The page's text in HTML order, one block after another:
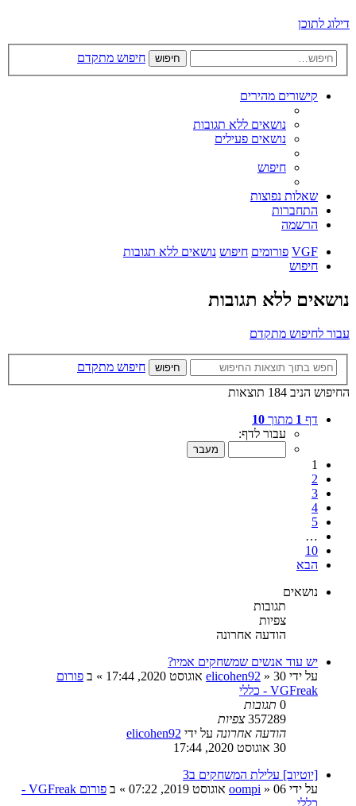
דילוג לתוכן
חיפוש חיפוש מתקדם
קישורים מהירים
נושאים ללא תגובות
נושאים פעילים
חיפוש
שאלות נפוצות
התחברות
הרשמה
VGF פורומים חיפוש נושאים ללא תגובות
חיפוש
נושאים ללא תגובות
עבור לחיפוש מתקדם
חיפוש
חיפוש מתקדם
החיפוש הניב 184 תוצאות
דף 1 מתוך 10
עבור לדף:
1
2
3
4
5
…
10
הבא
נושאים
תגובות
צפיות
הודעה אחרונה
יש עוד אנשים שמשחקים אמיו?
על ידי
elicohen92 » 30 אוגוסט 2020, 17:44 » ב פורום
VGFreak - כללי
0 תגובות
357289 צפיות
הודעה אחרונה על ידי elicohen92
30 אוגוסט 2020, 17:44
[יוטיוב] עלילת המשחקים ב3
על ידי
oompi » 06 אוגוסט 2019, 07:22 » ב
פורום VGFreak -